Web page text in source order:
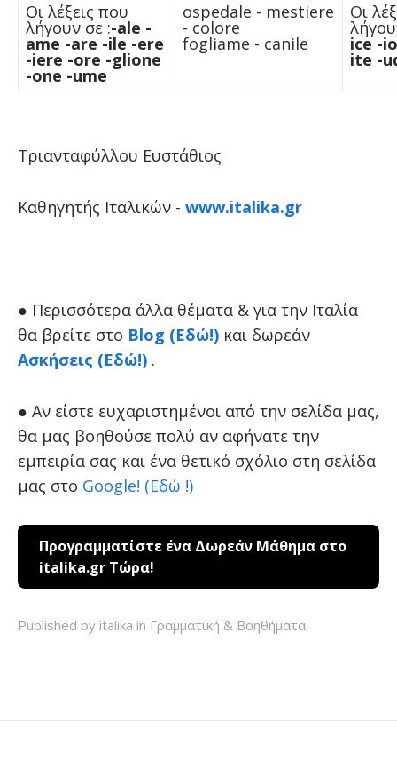
Οι λέξεις που
λήγουν σε :-ale -
ame -are -ile -ere
-iere -ore -glione
-one -ume
ospedale - mestiere
- colore
fogliame - canile
Οι
ice-
ite -
Τριανταφύλλου Ευστάθιος
Καθηγητής Ιταλικών - www.italika.gr
● Περισσότερα άλλα θέματα & για την Ιταλία
θα βρείτε στο Blog (Εδώ!)και δωρεάν
Ασκήσεις (Εδώ!).
● Αν είστε ευχαριστημένοι από την σελίδα μας,
θα μας βοηθούσε πολύ αν αφήνατε την
εμπειρία σας και ένα θετικό σχόλιο στη σελίδα
μας στο Google! (Εδώ !)
Προγραμματίστε ένα Δωρεάν Μάθημα στο
italika.gr Τώρα!
Published by italika in Γραμματική & Βοηθήματα